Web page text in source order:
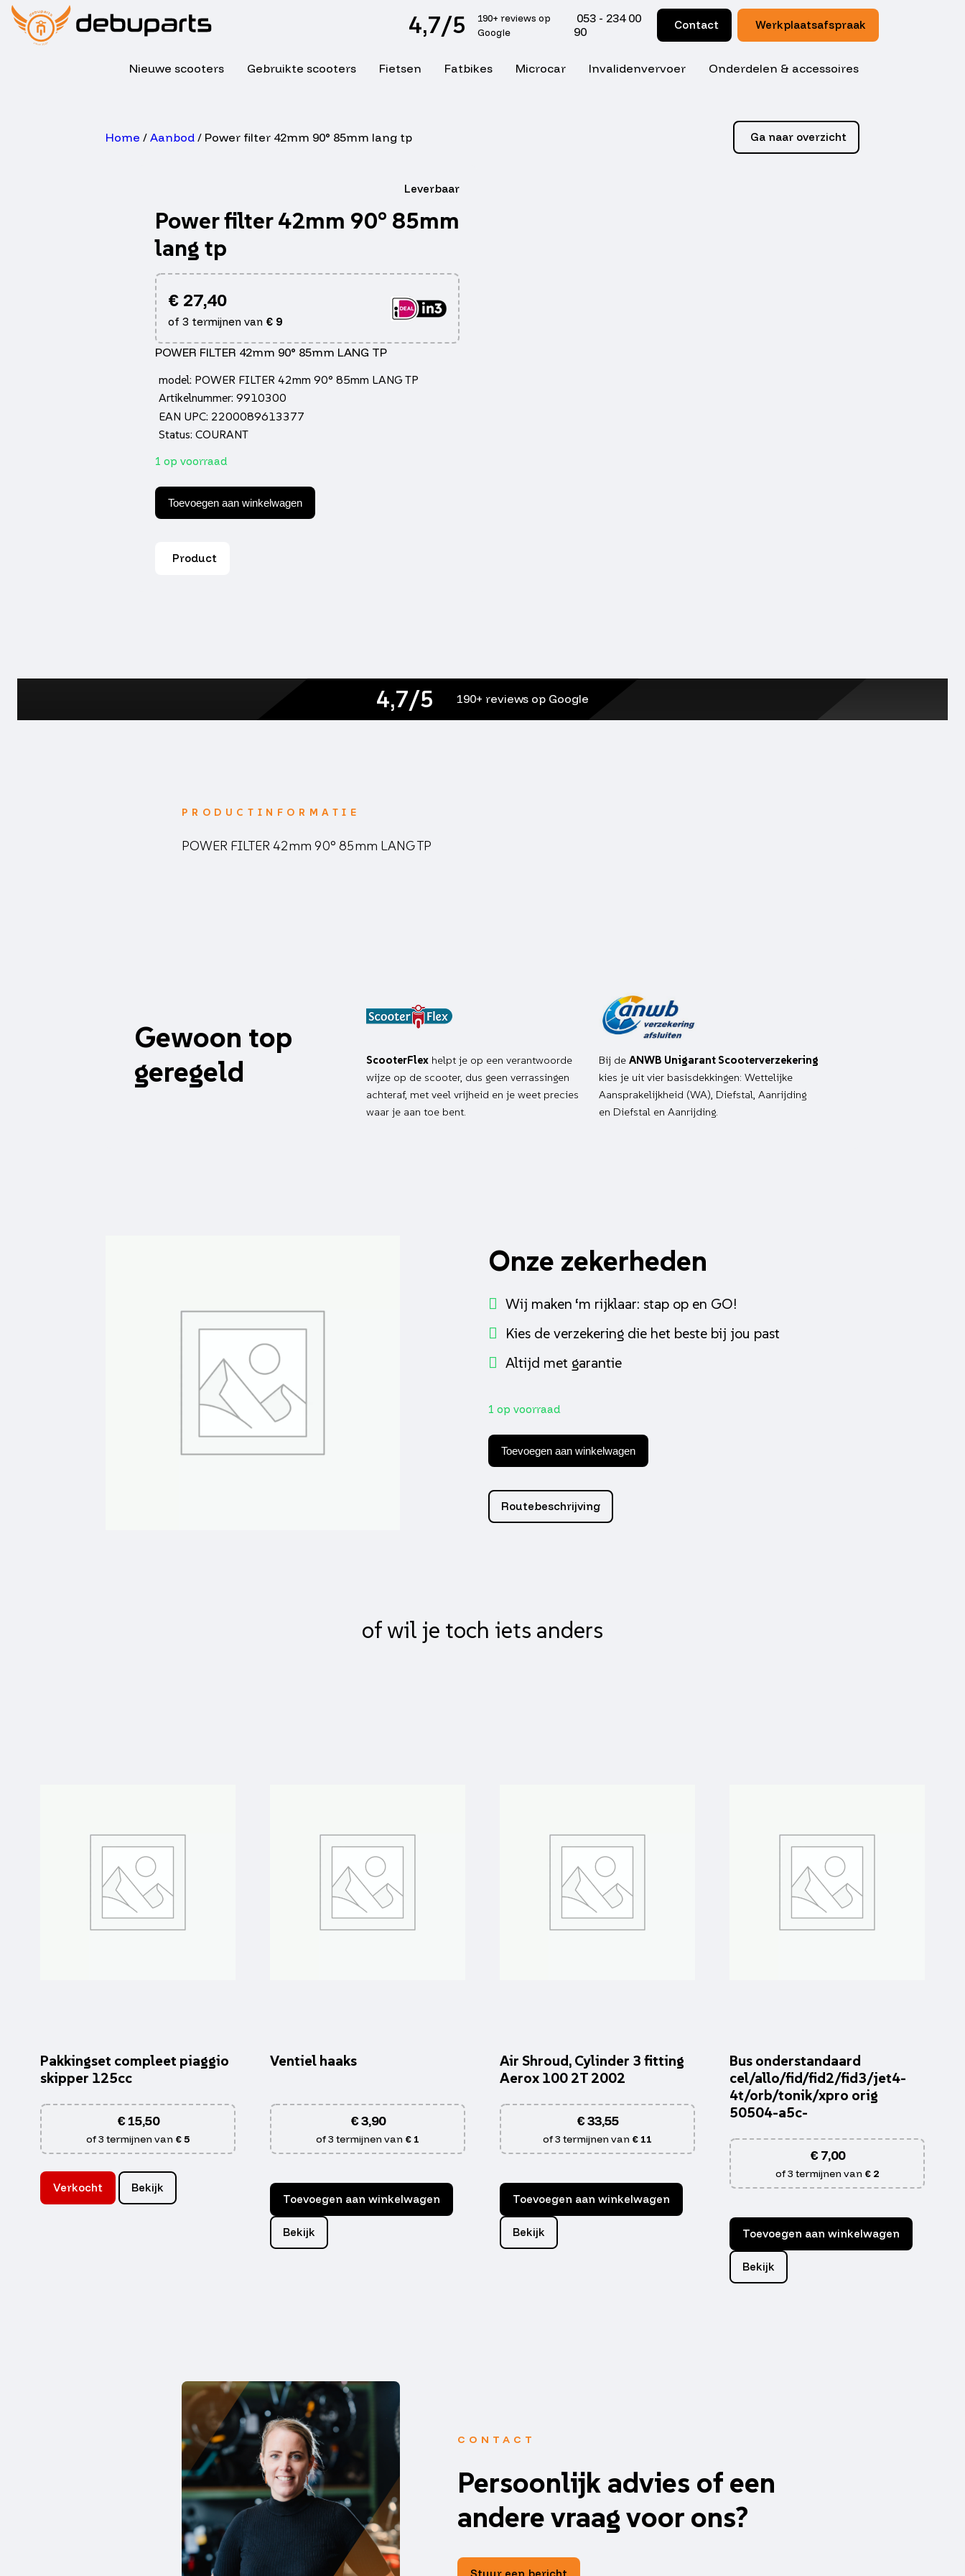
4,7/5
190+ reviews op
Google
053 - 234 00
90
Contact Werkplaatsafspraak
Nieuwe scooters Gebruikte scooters Fietsen Fatbikes Microcar Invalidenvervoer Onderdelen & accessoires
Home / Aanbod/ Power filter 42mm 90° 85mm lang tp Ga naar overzicht
Leverbaar
Power filter 42mm 90° 85mm
lang tp
€27,40
of 3 termijnen van €9
POWER FILTER 42mm 90° 85mm LANG TP
model: POWER FILTER 42mm 90° 85mm LANG TP
Artikelnummer: 9910300
EAN UPC: 2200089613377
Status: COURANT
1 op voorraad
filter
42mm
90°
Toevoegen aan winkelwagen
Product
4,7/5 190+ reviews op Google
PRODUCTINFORMATIE
POWER FILTER 42mm 90° 85mm LANG TP
Gewoon top
geregeld
ScooterFlex helpt je op een verantwoorde
wijze op de scooter, dus geen verrassingen
achteraf, met veel vrijheid en je weet precies
waar je aan toe bent.
Bij de ANWB Unigarant Scooterverzekering
kies je uit vier basisdekkingen: Wettelijke
Aansprakelijkheid (WA), Diefstal, Aanrijding
en Diefstal en Aanrijding.
Onze zekerheden
Wij maken ‘m rijklaar: stap op en GO!
Kies de verzekering die het beste bij jou past
Altijd met garantie
1 op voorraad
filter
42mm
90°
lang
aantal
Toevoegen aan winkelwagen
Routebeschrijving
of wil je toch iets anders
Pakkingset compleet piaggio
skipper 125cc
€15,50
of 3 termijnen van € 5
Verkocht Bekijk
Ventiel haaks
€3,90
of 3 termijnen van € 1
Toevoegen aan winkelwagen
Bekijk
Air Shroud, Cylinder 3 fitting
Aerox 100 2T 2002
€33,55
of 3 termijnen van € 11
Toevoegen aan winkelwagen
Bekijk
Bus onderstandaard
cel/allo/fid/fid2/fid3/jet4-
4t/orb/tonik/xpro orig
50504-a5c-
€7,00
of 3 termijnen van € 2
Toevoegen aan winkelwagen
Bekijk
CONTACT
Persoonlijk advies of een
andere vraag voor ons?